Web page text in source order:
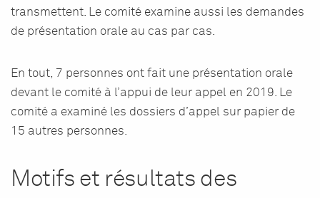
transmettent. Le comité examine aussi les demandes
de présentation orale au cas par cas.
En tout, 7 personnes ont fait une présentation orale
devant le comité à l’appui de leur appel en 2019. Le
comité a examiné les dossiers d’appel sur papier de
15 autres personnes.
Motifs et résultats des